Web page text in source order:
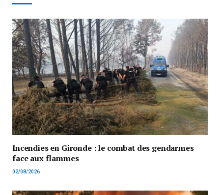
Incendies en Gironde : le combat des gendarmes
face aux flammes
02/08/2026